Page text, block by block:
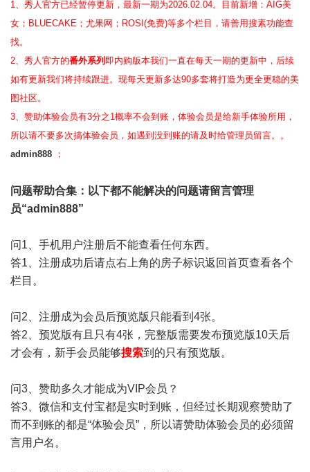
1、秀人官方已经暂停更新，最新一期为2026.02.04。目前新增：AIG美
女；BLUECAKE；尤果网；ROSI(免费)等多个栏目，请善用搜素功能查
找。
2、 秀人官方的番外系列 即内购版本我们一直在每天一期的更新中，后续
如有更新我们将持续跟进。现每天更新多达90多套将打造为更全更稳的美
图社区。
3、赞助体验会员有3分之1概率不会到账，体验会员是给新手体验所用，
所以请不要多次搞体验会员，如遇到没到账的请及时给管理员留言。。
admin888 ；
问题帮助合集 ：以下都不能解决的问题请留言管理
员“admin888”
问1、手机用户注册后不能查看任何东西。
答1、注册成功后请点右上角的房子标识返回首页查看各个
栏目。
问2、注册成为会员后预览版只能看到4张。
答2、预览版有且只有4张，完整版需要发布预览版10天后
才会有，新手会员能够搜索到的只有预览版。
问3、赞助多久才能成为VIP会员？
答3、微信和支付宝都是实时到账，但经过长期观察赞助了
而不到账的都是“体验会员”，所以请赞助体验会员的必须留
言用户名。